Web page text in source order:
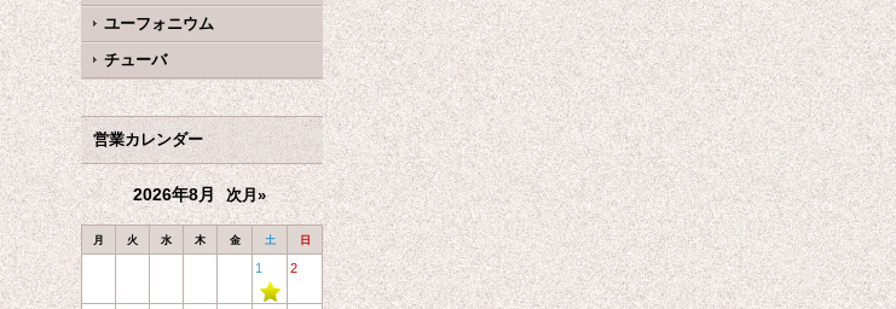
ユーフォニウム
チューバ
営業カレンダー
2026年8月 次月»
月 火 水 木 金 土 日
1 2